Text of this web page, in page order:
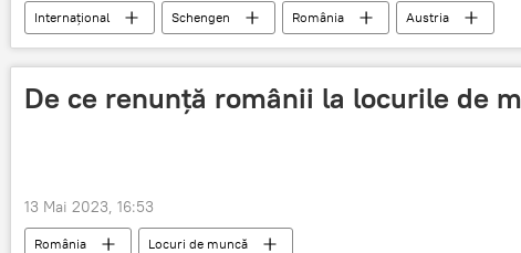
Internațional Schengen România Austria
De ce renunță românii la locurile de
13 Mai 2023, 16:53
România Locuri de muncă